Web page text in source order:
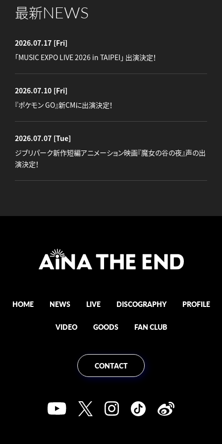
最新NEWS
2026.07.17 [Fri]
「MUSIC EXPO LIVE 2026 in TAIPEI」 出演決定！
2026.07.10 [Fri]
『ポケモン GO』新CMに出演決定！
2026.07.07 [Tue]
ジブリパーク新作短編アニメーション映画『魔女の谷の夜』声の出
演決定！
HOME NEWS LIVE DISCOGRAPHY PROFILE
VIDEO GOODS FAN CLUB
CONTACT